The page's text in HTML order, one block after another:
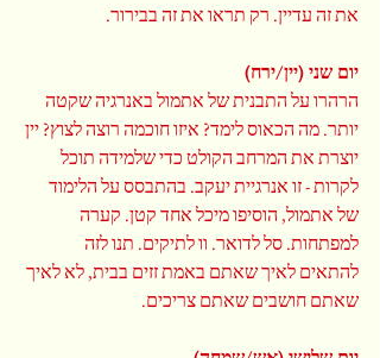
את זה עדיין. רק תראו את זה בבירור.
יום שני (יין/ירח)
הרהרו על התבנית של אתמול באנרגיה שקטה
יותר. מה הכאוס לימד? איזו חוכמה רוצה לצוץ? יין
יוצרת את המרחב הקולט כדי שלמידה תוכל
לקרות - זו אנרגיית יעקב. בהתבסס על הלימוד
של אתמול, הוסיפו מיכל אחד קטן. קערה
למפתחות. סל לדואר. וו לתיקים. תנו לזה
להתאים לאיך שאתם באמת זזים בבית, לא לאיך
שאתם חושבים שאתם צריכים.